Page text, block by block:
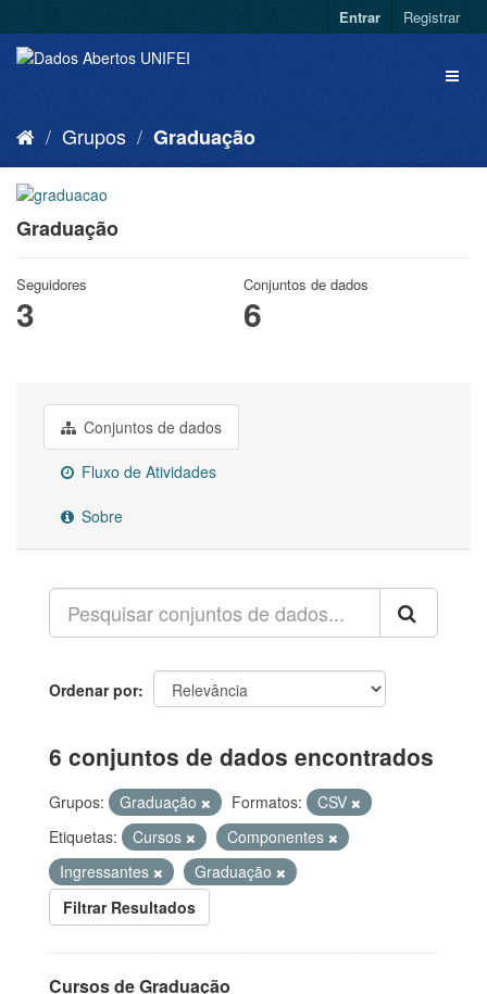
Entrar Registrar
Grupos Graduação
Graduação
Seguidores
3
Conjuntos de dados
6
Conjuntos de dados
Fluxo de Atividades
Sobre
Ordenar por
6 conjuntos de dados encontrados
Grupos: Graduação Formatos:
CSV
Etiquetas:
Cursos
Componentes
Ingressantes
Graduação
Filtrar Resultados
Cursos de Graduação